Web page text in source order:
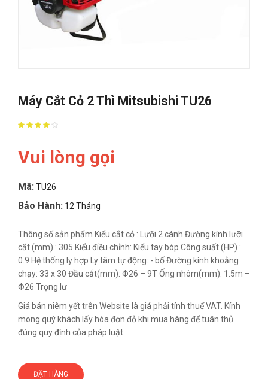
Máy Cắt Cỏ 2 Thì Mitsubishi TU26
Vui lòng gọi
Mã: TU26
Bảo Hành: 12 Tháng
Thông số sản phẩm Kiểu cắt cỏ : Lưỡi 2 cánh Đường kính lưỡi
cắt (mm) : 305 Kiểu điều chỉnh: Kiểu tay bóp Công suất (HP) :
0.9 Hệ thống ly hợp Ly tâm tự động: - bố Đường kính khoảng
chạy: 33 x 30 Đầu cắt(mm): Φ26 – 9T Ống nhôm(mm): 1.5m –
Φ26 Trọng lư
Giá bán niêm yết trên Website là giá phải tính thuế VAT. Kính
mong quý khách lấy hóa đơn đỏ khi mua hàng để tuân thủ
đúng quy định của pháp luật
ĐẶT HÀNG